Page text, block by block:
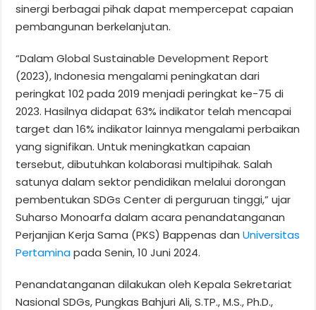
sinergi berbagai pihak dapat mempercepat capaian
pembangunan berkelanjutan.
“Dalam Global Sustainable Development Report
(2023), Indonesia mengalami peningkatan dari
peringkat 102 pada 2019 menjadi peringkat ke-75 di
2023. Hasilnya didapat 63% indikator telah mencapai
target dan 16% indikator lainnya mengalami perbaikan
yang signifikan. Untuk meningkatkan capaian
tersebut, dibutuhkan kolaborasi multipihak. Salah
satunya dalam sektor pendidikan melalui dorongan
pembentukan SDGs Center di perguruan tinggi,” ujar
Suharso Monoarfa dalam acara penandatanganan
Perjanjian Kerja Sama (PKS) Bappenas danUniversitas
Pertaminapada Senin, 10 Juni 2024.
Penandatanganan dilakukan oleh Kepala Sekretariat
Nasional SDGs, Pungkas Bahjuri Ali, S.TP., M.S., Ph.D.,